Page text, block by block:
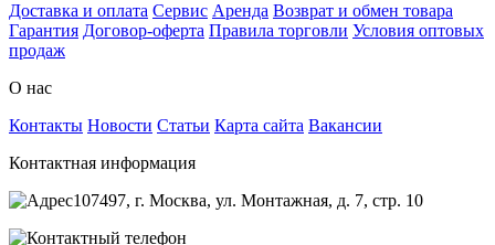
Доставка и оплата Сервис Аренда Возврат и обмен товара
Гарантия Договор-оферта Правила торговли Условия оптовых
продаж
О нас
Контакты Новости Статьи Карта сайта Вакансии
Контактная информация
107497, г. Москва, ул. Монтажная, д. 7, стр. 10